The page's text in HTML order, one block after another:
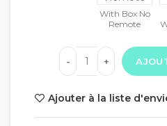
With Box No
Remote
Ajouter à la liste